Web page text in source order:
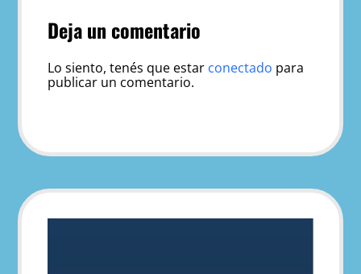
Deja un comentario
Lo siento, tenés que estar conectado para
publicar un comentario.